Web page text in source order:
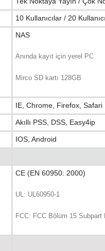
10 Kullanıcılar / 20
NAS
Anında kayıt için yerel PC
Mirco SD kartı 128GB
IE, Chrome, Firefox, Safari
Akıllı PSS, DSS, Easy4ip
IOS, Android
CE (EN 60950: 2000)
UL: UL60950-1
FCC: FCC Bölüm 15 Subpart